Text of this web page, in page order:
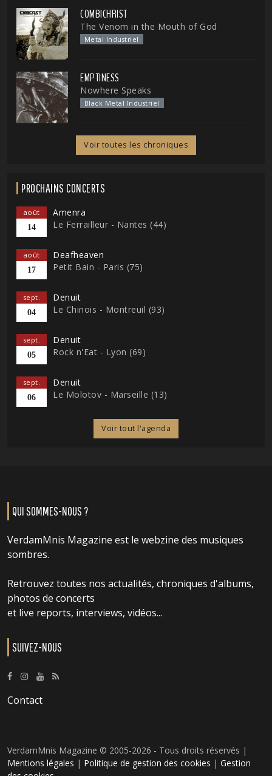
COMBICHRIST
The Venom in the Mouth of God
Metal Industriel
EMPTINESS
Nowhere Speaks
Black Metal Industriel
Voir toutes les chroniques
PROCHAINS CONCERTS
août
14
Amenra
Le Ferrailleur - Nantes (44)
août
17
Deafheaven
Petit Bain - Paris (75)
sept.
04
Denuit
Le Chinois - Montreuil (93)
sept.
05
Denuit
Rock n'Eat - Lyon (69)
sept.
06
Denuit
Le Molotov - Marseille (13)
Voir tout l'agenda
QUI SOMMES-NOUS ?
VerdamMnis Magazine est le webzine des musiques
sombres.
Retrouvez toutes nos actualités, chroniques d'albums,
photos de concerts
et live reports, interviews, vidéos...
SUIVEZ-NOUS
Contact
VerdamMnis Magazine © 2005-2026 - Tous droits réservés |
Mentions légales | Politique de gestion des cookies | Gestion